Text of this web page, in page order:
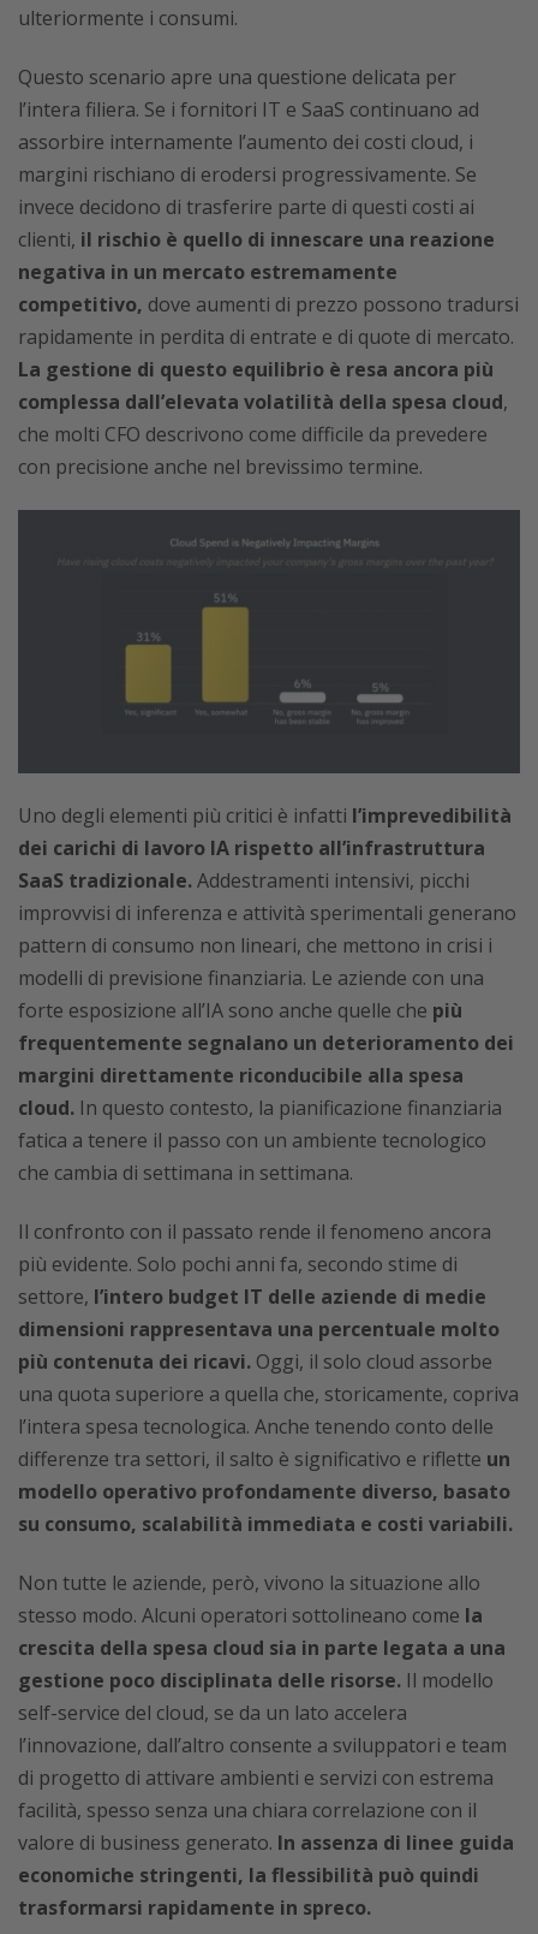
ulteriormente i consumi.
Questo scenario apre una questione delicata per
l’intera filiera. Se i fornitori IT e SaaS continuano ad
assorbire internamente l’aumento dei costi cloud, i
margini rischiano di erodersi progressivamente. Se
invece decidono di trasferire parte di questi costi ai
clienti, il rischio è quello di innescare una reazione
negativa in un mercato estremamente
competitivo, dove aumenti di prezzo possono tradursi
rapidamente in perdita di entrate e di quote di mercato.
La gestione di questo equilibrio è resa ancora più
complessa dall’elevata volatilità della spesa cloud,
che molti CFO descrivono come difficile da prevedere
con precisione anche nel brevissimo termine.
Uno degli elementi più critici è infatti l’imprevedibilità
dei carichi di lavoro IA rispetto all’infrastruttura
SaaS tradizionale.Addestramenti intensivi, picchi
improvvisi di inferenza e attività sperimentali generano
pattern di consumo non lineari, che mettono in crisi i
modelli di previsione finanziaria. Le aziende con una
forte esposizione all’IA sono anche quelle che più
frequentemente segnalano un deterioramento dei
margini direttamente riconducibile alla spesa
cloud. In questo contesto, la pianificazione finanziaria
fatica a tenere il passo con un ambiente tecnologico
che cambia di settimana in settimana.
Il confronto con il passato rende il fenomeno ancora
più evidente. Solo pochi anni fa, secondo stime di
settore, l’intero budget IT delle aziende di medie
dimensioni rappresentava una percentuale molto
più contenuta dei ricavi. Oggi, il solo cloud assorbe
una quota superiore a quella che, storicamente, copriva
l’intera spesa tecnologica. Anche tenendo conto delle
differenze tra settori, il salto è significativo e riflette un
modello operativo profondamente diverso, basato
su consumo, scalabilità immediata e costi variabili.
Non tutte le aziende, però, vivono la situazione allo
stesso modo. Alcuni operatori sottolineano come la
crescita della spesa cloud sia in parte legata a una
gestione poco disciplinata delle risorse. Il modello
self-service del cloud, se da un lato accelera
l’innovazione, dall’altro consente a sviluppatori e team
di progetto di attivare ambienti e servizi con estrema
facilità, spesso senza una chiara correlazione con il
valore di business generato. In assenza di linee guida
economiche stringenti, la flessibilità può quindi
trasformarsi rapidamente in spreco.